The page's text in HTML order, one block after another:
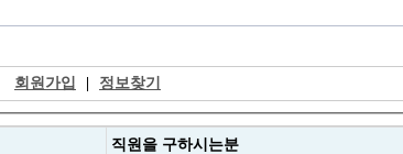
회원가입 | 정보찾기
직원을 구하시는분